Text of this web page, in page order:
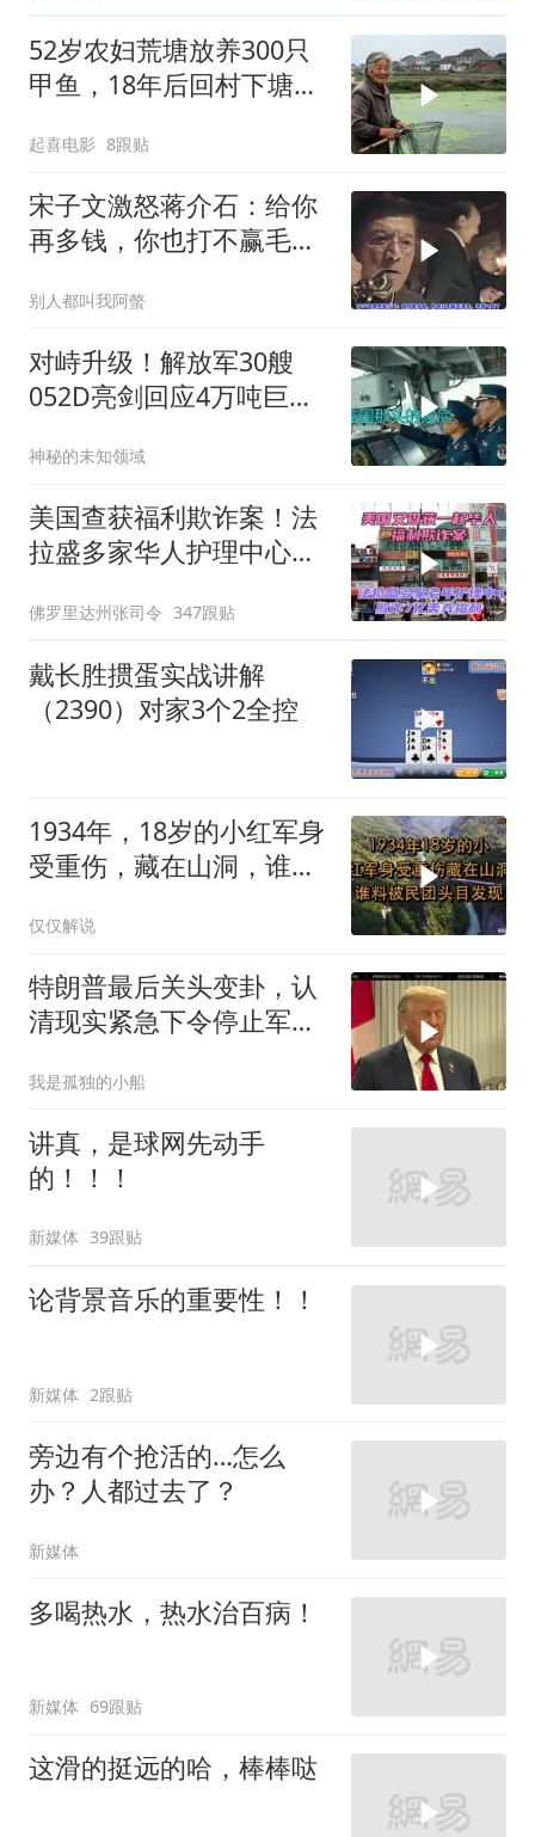
52岁农妇荒塘放养300只
甲鱼，18年后回村下塘瞬
起喜电影 8跟贴
宋子文激怒蒋介石：给你
再多钱，你也打不赢毛泽
别人都叫我阿螫
对峙升级！解放军30艘
052D亮剑回应4万吨巨舰
神秘的未知领域
美国查获福利欺诈案！法
拉盛多家华人护理中心欺
佛罗里达州张司令 347跟贴
戴长胜掼蛋实战讲解
（2390）对家3个2全控
1934年，18岁的小红军身
受重伤，藏在山洞，谁料
仅仅解说
特朗普最后关头变卦，认
清现实紧急下令停止军事
我是孤独的小船
讲真，是球网先动手
的！！！
新媒体 39跟贴
论背景音乐的重要性！！
新媒体 2跟贴
旁边有个抢活的…怎么
办？人都过去了？
新媒体
多喝热水，热水治百病！
新媒体 69跟贴
这滑的挺远的哈，棒棒哒